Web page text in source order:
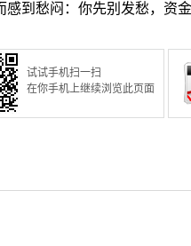
感到愁闷：你先别发愁，资
试试手机扫一扫
在你手机上继续浏览此页面